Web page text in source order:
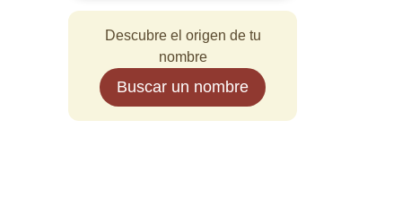
Descubre el origen de tu
nombre
Buscar un nombre